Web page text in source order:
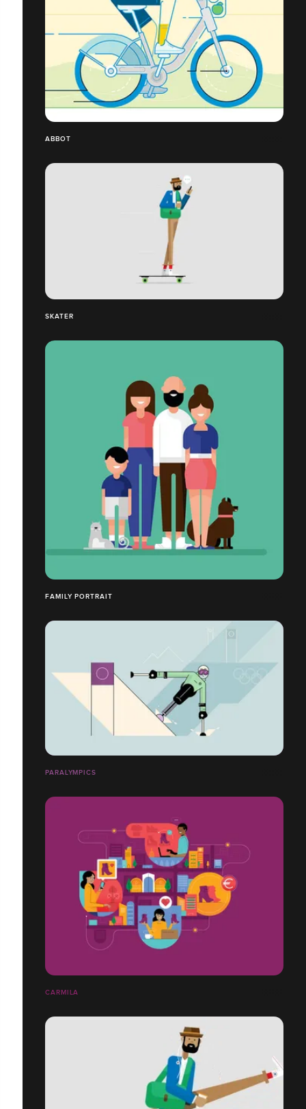
ABBOT
SKATER
FAMILY PORTRAIT
PARALYMPICS
CARMILA